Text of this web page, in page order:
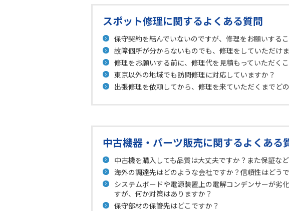
スポット修理に関するよくある質問
保守契約を結んでいないのですが、修理をお願いする
故障個所が分からないものでも、修理をしていただけ
修理をお願いする前に、修理代を見積もっていただく
東京以外の地域でも訪問修理に対応していますか？
出張修理を依頼してから、修理を来ていただくまでど
中古機器・パーツ販売に関するよくある
中古機を購入しても品質は大丈夫ですか？また保証な
海外の調達先はどのような会社ですか？信頼性はどう
システムボードや電源装置上の電解コンデンサーが劣
すが、何か対策はありますか？
保守部材の保管先はどこですか？